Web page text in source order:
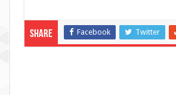
Share Facebook Twitter